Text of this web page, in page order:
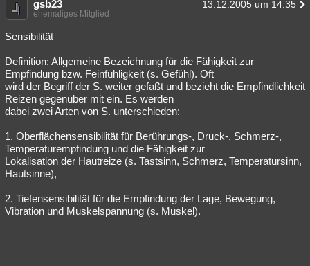
gsb23 13.12.2005 um 14:35
ehemaliges Mitglied
Sensibilität
Definition: Allgemeine Bezeichnung für die Fähigkeit zur
Empfindung bzw. Feinfühligkeit (s. Gefühl). Oft
wird der Begriff der S. weiter gefaßt und bezieht die Empfindlichkeit
Reizen gegenüber mit ein. Es werden
dabei zwei Arten von S. unterschieden:
1. Oberflächensensibilität für Berührungs-, Druck-, Schmerz-,
Temperaturempfindung und die Fähigkeit zur
Lokalisation der Hautreize (s. Tastsinn, Schmerz, Temperatursinn,
Hautsinne),
2. Tiefensensibilität für die Empfindung der Lage, Bewegung,
Vibration und Muskelspannung (s. Muskel).